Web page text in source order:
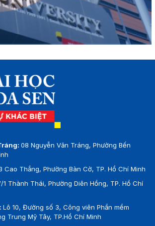
08 Nguyễn Văn Tráng, Phường Bến
Cao Thắng, Phường Bàn Cờ, TP. Hồ Chí Minh
1 Thành Thái, Phường Diên Hồng, TP. Hồ Chí
Lô 10, Đường số 3, Công viên Phần mềm
Trung Mỹ Tây, TP.Hồ Chí Minh